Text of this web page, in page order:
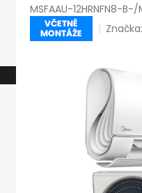
MSFAAU-12HRNFN8-